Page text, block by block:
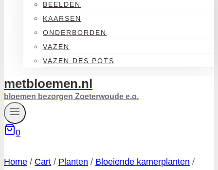
BEELDEN
KAARSEN
ONDERBORDEN
VAZEN
VAZEN DES POTS
metbloemen.nl
bloemen bezorgen Zoeterwoude e.o.
0
Home / Cart / Planten / Bloeiende kamerplanten /